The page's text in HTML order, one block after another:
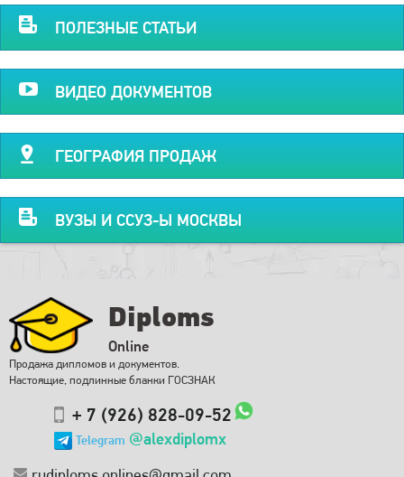
ПОЛЕЗНЫЕ СТАТЬИ
ВИДЕО ДОКУМЕНТОВ
ГЕОГРАФИЯ ПРОДАЖ
ВУЗЫ И ССУЗ-Ы МОСКВЫ
Diploms
Online
Продажа дипломов и документов.
Настоящие, подлинные бланки ГОСЗНАК
+ 7 (926) 828-09-52
Telegram @alexdiplomx